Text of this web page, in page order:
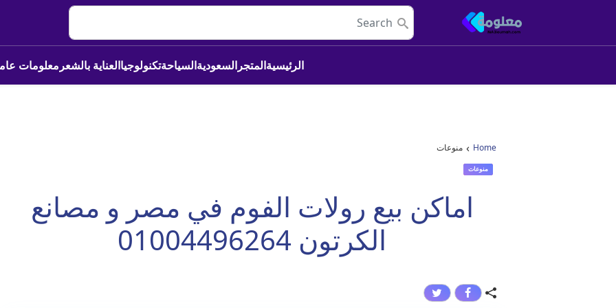
Main Navigation
الرئيسيةالمتجرالسعوديةالسياحةتكنولوجياالعناية بالشعر معلومات
Home
› منوعات
منوعات
اماكن بيع رولات الفوم في مصر و مصانع
الكرتون 01004496264